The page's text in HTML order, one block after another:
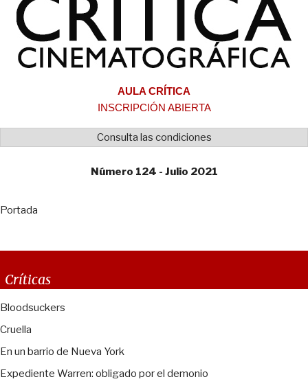
AULA CRÍTICA
INSCRIPCIÓN ABIERTA
Consulta las condiciones
Número 124 - Julio 2021
Portada
Críticas
Bloodsuckers
Cruella
En un barrio de Nueva York
Expediente Warren: obligado por el demonio